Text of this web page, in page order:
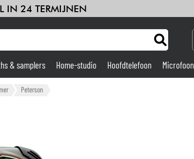
IN 24 TERMIJNEN
Versterker & Effecten
& samplers Home-studio Hoofdtelefoon Microfoon
Peterson